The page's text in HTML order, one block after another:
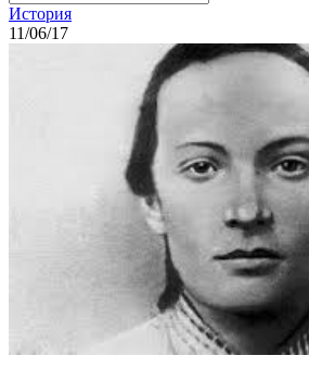
История
11/06/17